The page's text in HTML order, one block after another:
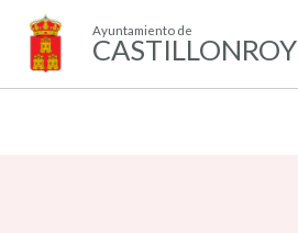
Ayuntamiento de
CASTILLONROY